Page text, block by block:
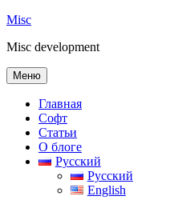
Перейти
содержимому
Misc
Misc development
Меню
Главная
Софт
Статьи
О блоге
Русский
Русский
English